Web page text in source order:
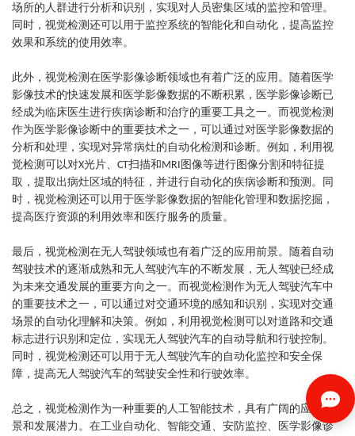
场所的人群进行分析和识别，实现对人员密集区域的监控和管理。
同时，视觉检测还可以用于监控系统的智能化和自动化，提高监控
效果和系统的使用效率。
此外，视觉检测在医学影像诊断领域也有着广泛的应用。随着医学
影像技术的快速发展和医学影像数据的不断积累，医学影像诊断已
经成为临床医生进行疾病诊断和治疗的重要工具之一。而视觉检测
作为医学影像诊断中的重要技术之一，可以通过对医学影像数据的
分析和处理，实现对异常病灶的自动化检测和诊断。例如，利用视
觉检测可以对X光片、 CT扫描和 MRI 图像等进行图像分割和特征提
取，提取出病灶区域的特征，并进行自动化的疾病诊断和预测。同
时，视觉检测还可以用于医学影像数据的智能化管理和数据挖掘，
提高医疗资源的利用效率和医疗服务的质量。
最后，视觉检测在无人驾驶领域也有着广泛的应用前景。随着自动
驾驶技术的逐渐成熟和无人驾驶汽车的不断发展，无人驾驶已经成
为未来交通发展的重要方向之一。而视觉检测作为无人驾驶汽车中
的重要技术之一，可以通过对交通环境的感知和识别，实现对交通
场景的自动化理解和决策。例如，利用视觉检测可以对道路和交通
标志进行识别和定位，实现无人驾驶汽车的自动导航和行驶控制。
同时，视觉检测还可以用于无人驾驶汽车的自动化监控和安全保
障，提高无人驾驶汽车的驾驶安全性和行驶效率。
总之，视觉检测作为一种重要的人工智能技术，具有广阔的应用前
景和发展潜力。在工业自动化、智能交通、安防监控、医学影像诊